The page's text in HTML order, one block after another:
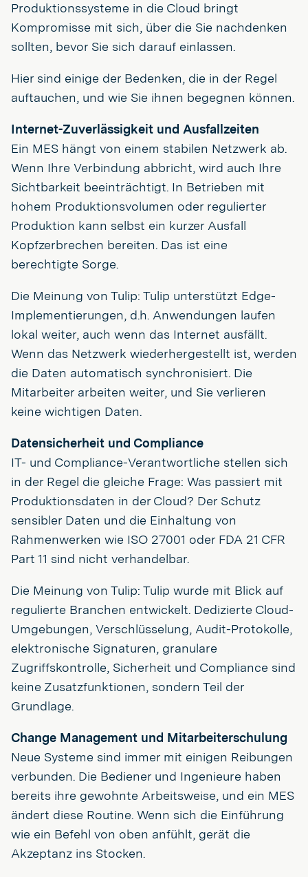
Produktionssysteme in die Cloud bringt
Kompromisse mit sich, über die Sie nachdenken
sollten, bevor Sie sich darauf einlassen.
Hier sind einige der Bedenken, die in der Regel
auftauchen, und wie Sie ihnen begegnen können.
Internet-Zuverlässigkeit und Ausfallzeiten
Ein MES hängt von einem stabilen Netzwerk ab.
Wenn Ihre Verbindung abbricht, wird auch Ihre
Sichtbarkeit beeinträchtigt. In Betrieben mit
hohem Produktionsvolumen oder regulierter
Produktion kann selbst ein kurzer Ausfall
Kopfzerbrechen bereiten. Das ist eine
berechtigte Sorge.
Die Meinung von Tulip: Tulip unterstützt Edge-
Implementierungen, d.h. Anwendungen laufen
lokal weiter, auch wenn das Internet ausfällt.
Wenn das Netzwerk wiederhergestellt ist, werden
die Daten automatisch synchronisiert. Die
Mitarbeiter arbeiten weiter, und Sie verlieren
keine wichtigen Daten.
Datensicherheit und Compliance
IT- und Compliance-Verantwortliche stellen sich
in der Regel die gleiche Frage: Was passiert mit
Produktionsdaten in der Cloud? Der Schutz
sensibler Daten und die Einhaltung von
Rahmenwerken wie ISO 27001 oder FDA 21 CFR
Part 11 sind nicht verhandelbar.
Die Meinung von Tulip: Tulip wurde mit Blick auf
regulierte Branchen entwickelt. Dedizierte Cloud-
Umgebungen, Verschlüsselung, Audit-Protokolle,
elektronische Signaturen, granulare
Zugriffskontrolle, Sicherheit und Compliance sind
keine Zusatzfunktionen, sondern Teil der
Grundlage.
Change Management und Mitarbeiterschulung
Neue Systeme sind immer mit einigen Reibungen
verbunden. Die Bediener und Ingenieure haben
bereits ihre gewohnte Arbeitsweise, und ein MES
ändert diese Routine. Wenn sich die Einführung
wie ein Befehl von oben anfühlt, gerät die
Akzeptanz ins Stocken.